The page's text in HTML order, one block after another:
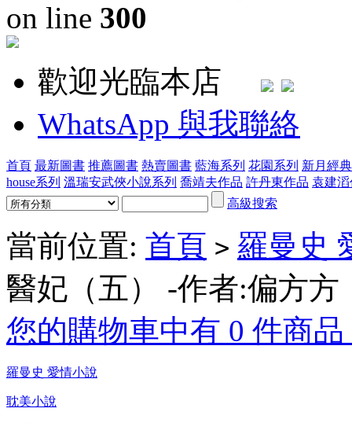
on line 300
歡迎光臨本店
WhatsApp 與我聯絡
首頁 最新圖書 推薦圖書 熱賣圖書 藍海系列 花園系列 新月經
house系列 溫瑞安武俠小說系列 喬靖夫作品 許丹東作品 袁建
高級搜索
當前位置: 首頁 > 羅曼史
醫妃（五） -作者:偏方方
您的購物車中有 0 件商
羅曼史 愛情小說
耽美小說